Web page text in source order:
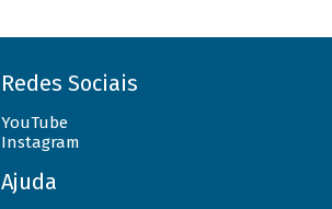
Redes Sociais
YouTube
Instagram
Ajuda